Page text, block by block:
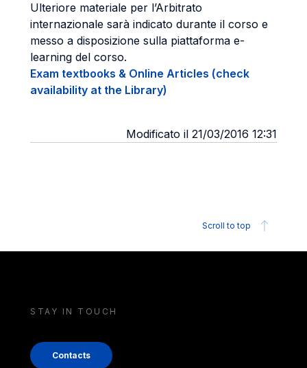
Ulteriore materiale per l’Arbitrato
internazionale sarà indicato durante il corso e
messo a disposizione sulla piattaforma e-
learning del corso.
Exam textbooks & Online Articles (check
availability at the Library)
Modificato il 21/03/2016 12:31
Scroll to top
STAY IN TOUCH
Contacts